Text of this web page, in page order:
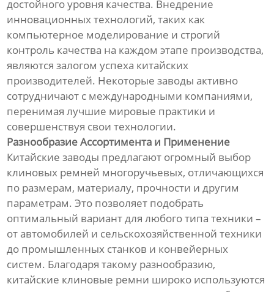
достойного уровня качества. Внедрение
инновационных технологий, таких как
компьютерное моделирование и строгий
контроль качества на каждом этапе производства,
являются залогом успеха китайских
производителей. Некоторые заводы активно
сотрудничают с международными компаниями,
перенимая лучшие мировые практики и
совершенствуя свои технологии.
Разнообразие Ассортимента и Применение
Китайские заводы предлагают огромный выбор
клиновых ремней многоручьевых, отличающихся
по размерам, материалу, прочности и другим
параметрам. Это позволяет подобрать
оптимальный вариант для любого типа техники –
от автомобилей и сельскохозяйственной техники
до промышленных станков и конвейерных
систем. Благодаря такому разнообразию,
китайские клиновые ремни широко используются